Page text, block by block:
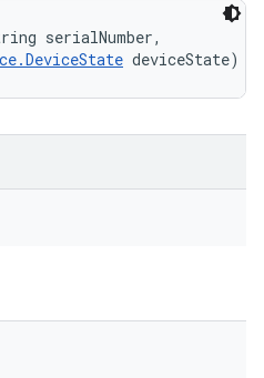
serialNumber,
deviceState)